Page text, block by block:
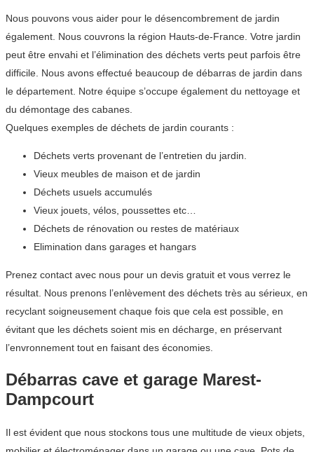
Nous pouvons vous aider pour le désencombrement de jardin
également. Nous couvrons la région Hauts-de-France. Votre jardin
peut être envahi et l’élimination des déchets verts peut parfois être
difficile. Nous avons effectué beaucoup de débarras de jardin dans
le département. Notre équipe s’occupe également du nettoyage et
du démontage des cabanes.
Quelques exemples de déchets de jardin courants :
Déchets verts provenant de l’entretien du jardin.
Vieux meubles de maison et de jardin
Déchets usuels accumulés
Vieux jouets, vélos, poussettes etc…
Déchets de rénovation ou restes de matériaux
Elimination dans garages et hangars
Prenez contact avec nous pour un devis gratuit et vous verrez le
résultat. Nous prenons l’enlèvement des déchets très au sérieux, en
recyclant soigneusement chaque fois que cela est possible, en
évitant que les déchets soient mis en décharge, en préservant
l’envronnement tout en faisant des économies.
Débarras cave et garage Marest-
Dampcourt
Il est évident que nous stockons tous une multitude de vieux objets,